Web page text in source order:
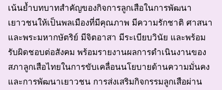
เน้นย้ำบทบาทสำคัญของกิจการลูกเสือในการพัฒนา
เยาวชนให้เป็นพลเมืองที่มีคุณภาพ มีความรักชาติ ศาสนา
และพระมหากษัตริย์ มีจิตอาสา มีระเบียบวินัย และพร้อม
รับผิดชอบต่อสังคม พร้อมรายงานผลการดำเนินงานของ
สภาลูกเสือไทยในการขับเคลื่อนนโยบายด้านความมั่นคง
และการพัฒนาเยาวชน การส่งเสริมกิจกรรมลูกเสือผ่าน